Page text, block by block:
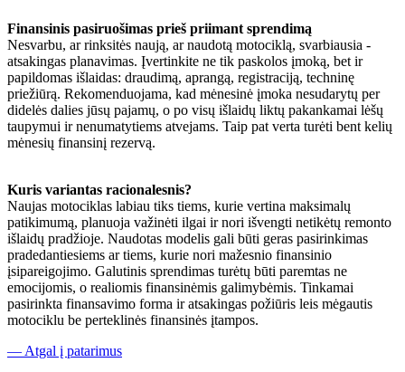
Finansinis pasiruošimas prieš priimant sprendimą
Nesvarbu, ar rinksitės naują, ar naudotą motociklą, svarbiausia -
atsakingas planavimas. Įvertinkite ne tik paskolos įmoką, bet ir
papildomas išlaidas: draudimą, aprangą, registraciją, techninę
priežiūrą. Rekomenduojama, kad mėnesinė įmoka nesudarytų per
didelės dalies jūsų pajamų, o po visų išlaidų liktų pakankamai lėšų
taupymui ir nenumatytiems atvejams. Taip pat verta turėti bent kelių
mėnesių finansinį rezervą.
Kuris variantas racionalesnis?
Naujas motociklas labiau tiks tiems, kurie vertina maksimalų
patikimumą, planuoja važinėti ilgai ir nori išvengti netikėtų remonto
išlaidų pradžioje. Naudotas modelis gali būti geras pasirinkimas
pradedantiesiems ar tiems, kurie nori mažesnio finansinio
įsipareigojimo. Galutinis sprendimas turėtų būti paremtas ne
emocijomis, o realiomis finansinėmis galimybėmis. Tinkamai
pasirinkta finansavimo forma ir atsakingas požiūris leis mėgautis
motociklu be perteklinės finansinės įtampos.
— Atgal į patarimus